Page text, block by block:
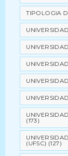
TIPOLOGIA
(173)
(UFSC) (127)